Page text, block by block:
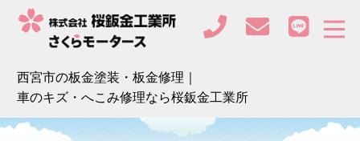
西宮市の板金塗装・板金修理｜
車のキズ・へこみ修理なら桜鈑金工業所